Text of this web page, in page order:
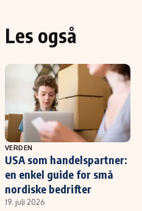
Les også
VERDEN
USA som handelspartner:
en enkel guide for små
nordiske bedrifter
19. juli 2026